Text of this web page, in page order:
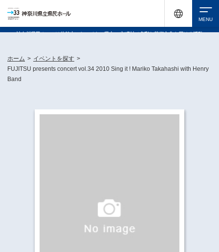
神奈川県民ホールは休館中においても、県内33市町村で多彩な芸術文化を届ける活動
ホーム > イベントを探す >
FUJITSU presents concert vol.34 2010 Sing it ! Mariko Takahashi with Henry
Band